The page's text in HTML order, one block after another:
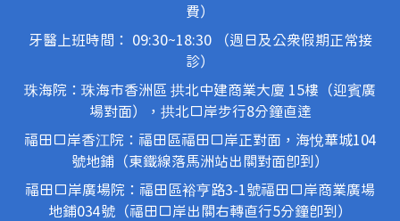
費）
牙醫上班時間： 09:30~18:30 （週日及公眾假期正常接
診）
珠海院：珠海市香洲區 拱北中建商業大廈 15樓（迎賓廣
場對面），拱北口岸步行8分鐘直達
福田口岸香江院：福田區福田口岸正對面，海悅華城104
號地鋪（東鐵線落馬洲站出關對面即到）
福田口岸廣場院：福田區裕亨路3-1號福田口岸商業廣場
地鋪034號（福田口岸出關右轉直行5分鐘即到）